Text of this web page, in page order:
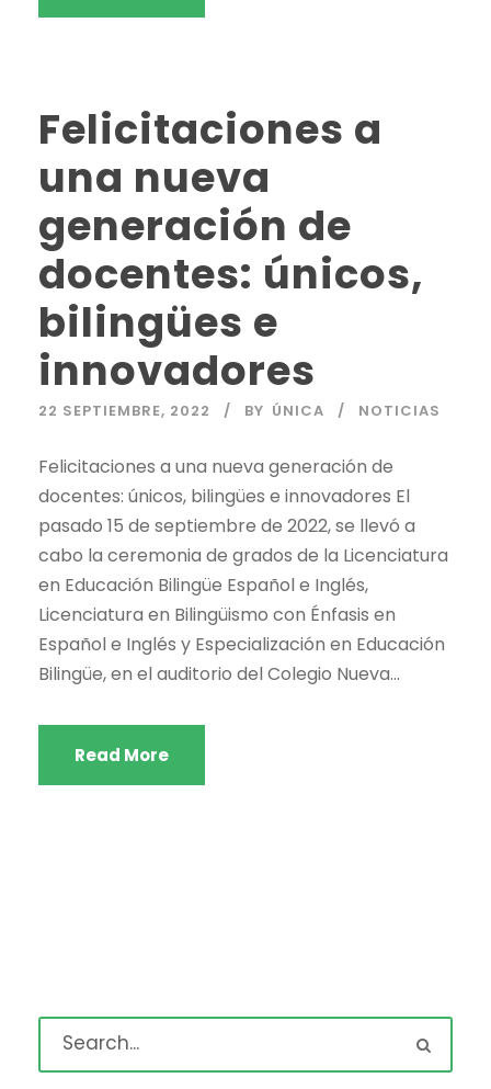
Felicitaciones a
una nueva
generación de
docentes: únicos,
bilingües e
innovadores
22 SEPTIEMBRE, 2022 BY ÚNICA NOTICIAS
Felicitaciones a una nueva generación de
docentes: únicos, bilingües e innovadores El
pasado 15 de septiembre de 2022, se llevó a
cabo la ceremonia de grados de la Licenciatura
en Educación Bilingüe Español e Inglés,
Licenciatura en Bilingüismo con Énfasis en
Español e Inglés y Especialización en Educación
Bilingüe, en el auditorio del Colegio Nueva...
Read More